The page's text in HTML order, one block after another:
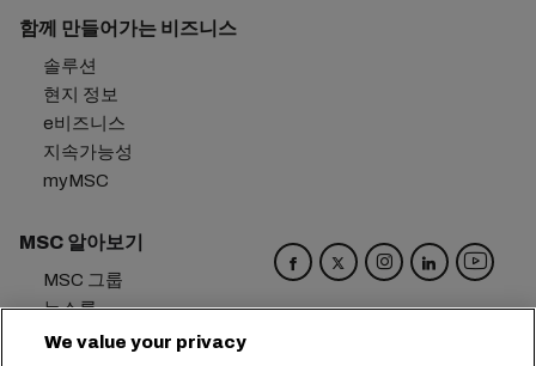
함께 만들어가는 비즈니스
솔루션
현지 정보
e비즈니스
지속가능성
myMSC
MSC 알아보기
MSC 그룹
뉴스룸
이벤트
We value your privacy